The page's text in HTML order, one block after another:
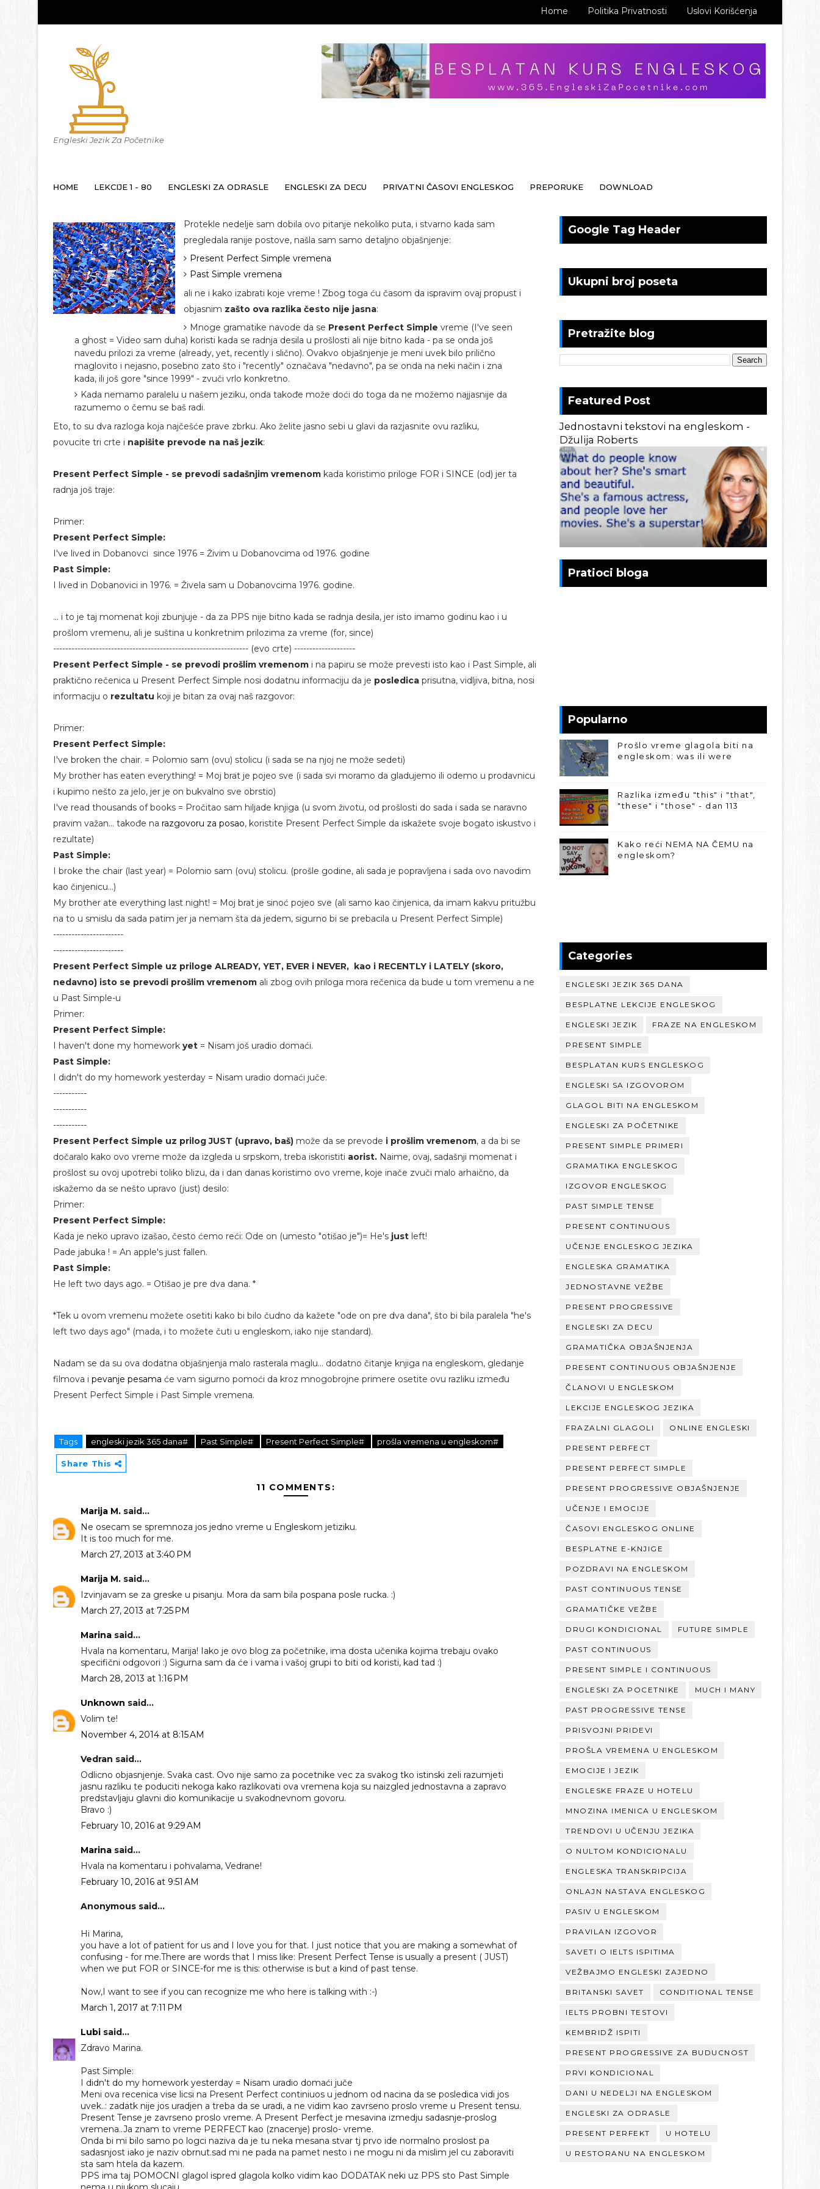
Home Politika Privatnosti Uslovi Korišćenja
Engleski Jezik Za Početnike
HOME LEKCIJE 1 - 80 ENGLESKI ZA ODRASLE ENGLESKI ZA DECU PRIVATNI ČASOVI ENGLESKOG PREPORUKE DOWNLOAD
Protekle nedelje sam dobila ovo pitanje nekoliko puta, i stvarno kada sam
pregledala ranije postove, našla sam samo detaljno objašnjenje:
Present Perfect Simple vremena
Past Simple vremena
ali ne i kako izabrati koje vreme ! Zbog toga ću časom da ispravim ovaj propust i
objasnim zašto ova razlika često nije jasna:
Mnoge gramatike navode da se Present Perfect Simple vreme (I've seen
a ghost = Video sam duha) koristi kada se radnja desila u prošlosti ali nije bitno kada - pa se onda još
navedu prilozi za vreme (already, yet, recently i slično). Ovakvo objašnjenje je meni uvek bilo prilično
maglovito i nejasno, posebno zato što i "recently" označava "nedavno", pa se onda na neki način i zna
kada, ili još gore "since 1999" - zvuči vrlo konkretno.
Kada nemamo paralelu u našem jeziku, onda takođe može doći do toga da ne možemo najjasnije da
razumemo o čemu se baš radi.
Eto, to su dva razloga koja najčešće prave zbrku. Ako želite jasno sebi u glavi da razjasnite ovu razliku,
povucite tri crte i napišite prevode na naš jezik:
Present Perfect Simple - se prevodi sadašnjim vremenom kada koristimo priloge FOR i SINCE (od) jer ta
radnja još traje:
Primer:
Present Perfect Simple:
I've lived in Dobanovci since 1976 = Živim u Dobanovcima od 1976. godine
Past Simple:
I lived in Dobanovici in 1976. = Živela sam u Dobanovcima 1976. godine.
... i to je taj momenat koji zbunjuje - da za PPS nije bitno kada se radnja desila, jer isto imamo godinu kao i u
prošlom vremenu, ali je suština u konkretnim prilozima za vreme (for, since)
---------------------------------------------------------------- (evo crte) --------------------
Present Perfect Simple - se prevodi prošlim vremenom i na papiru se može prevesti isto kao i Past Simple, ali
praktično rečenica u Present Perfect Simple nosi dodatnu informaciju da je posledica prisutna, vidljiva, bitna, nosi
informaciju o rezultatu koji je bitan za ovaj naš razgovor:
Primer:
Present Perfect Simple:
I've broken the chair. = Polomio sam (ovu) stolicu (i sada se na njoj ne može sedeti)
My brother has eaten everything! = Moj brat je pojeo sve (i sada svi moramo da gladujemo ili odemo u prodavnicu
i kupimo nešto za jelo, jer je on bukvalno sve obrstio)
I've read thousands of books = Pročitao sam hiljade knjiga (u svom životu, od prošlosti do sada i sada se naravno
pravim važan... takođe na razgovoru za posao, koristite Present Perfect Simple da iskažete svoje bogato iskustvo i
rezultate)
Past Simple:
I broke the chair (last year) = Polomio sam (ovu) stolicu. (prošle godine, ali sada je popravljena i sada ovo navodim
kao činjenicu...)
My brother ate everything last night! = Moj brat je sinoć pojeo sve (ali samo kao činjenica, da imam kakvu pritužbu
na to u smislu da sada patim jer ja nemam šta da jedem, sigurno bi se prebacila u Present Perfect Simple)
-----------------------
-----------------------
Present Perfect Simple uz priloge ALREADY, YET, EVER i NEVER, kao i RECENTLY i LATELY (skoro,
nedavno) isto se prevodi prošlim vremenom ali zbog ovih priloga mora rečenica da bude u tom vremenu a ne
u Past Simple-u
Primer:
Present Perfect Simple:
I haven't done my homework yet = Nisam još uradio domaći.
Past Simple:
I didn't do my homework yesterday = Nisam uradio domaći juče.
-----------
-----------
-----------
Present Perfect Simple uz prilog JUST (upravo, baš) može da se prevode i prošlim vremenom, a da bi se
dočaralo kako ovo vreme može da izgleda u srpskom, treba iskoristiti aorist. Naime, ovaj, sadašnji momenat i
prošlost su ovoj upotrebi toliko blizu, da i dan danas koristimo ovo vreme, koje inače zvuči malo arhaično, da
iskažemo da se nešto upravo (just) desilo:
Primer:
Present Perfect Simple:
Kada je neko upravo izašao, često ćemo reći: Ode on (umesto "otišao je")= He's just left!
Pade jabuka ! = An apple's just fallen.
Past Simple:
He left two days ago. = Otišao je pre dva dana. *
*Tek u ovom vremenu možete osetiti kako bi bilo čudno da kažete "ode on pre dva dana", što bi bila paralela "he's
left two days ago" (mada, i to možete čuti u engleskom, iako nije standard).
Nadam se da su ova dodatna objašnjenja malo rasterala maglu... dodatno čitanje knjiga na engleskom, gledanje
filmova i pevanje pesama će vam sigurno pomoći da kroz mnogobrojne primere osetite ovu razliku između
Present Perfect Simple i Past Simple vremena.
Tags engleski jezik 365 dana# Past Simple# Present Perfect Simple# prošla vremena u engleskom#
Share This
11 COMMENTS:
Marija M. said...
Ne osecam se spremnoza jos jedno vreme u Engleskom jetiziku.
It is too much for me.
March 27, 2013 at 3:40 PM
Marija M. said...
Izvinjavam se za greske u pisanju. Mora da sam bila pospana posle rucka. :)
March 27, 2013 at 7:25 PM
Marina said...
Hvala na komentaru, Marija! Iako je ovo blog za početnike, ima dosta učenika kojima trebaju ovako
specifični odgovori :) Sigurna sam da će i vama i vašoj grupi to biti od koristi, kad tad :)
March 28, 2013 at 1:16 PM
Unknown said...
Volim te!
November 4, 2014 at 8:15 AM
Vedran said...
Odlicno objasnjenje. Svaka cast. Ovo nije samo za pocetnike vec za svakog tko istinski zeli razumjeti
jasnu razliku te poduciti nekoga kako razlikovati ova vremena koja su naizgled jednostavna a zapravo
predstavljaju glavni dio komunikacije u svakodnevnom govoru.
Bravo :)
February 10, 2016 at 9:29 AM
Marina said...
Hvala na komentaru i pohvalama, Vedrane!
February 10, 2016 at 9:51 AM
Anonymous said...
Hi Marina,
you have a lot of patient for us and I love you for that. I just notice that you are making a somewhat of
confusing - for me.There are words that I miss like: Present Perfect Tense is usually a present ( JUST)
when we put FOR or SINCE-for me is this: otherwise is but a kind of past tense.
Now,I want to see if you can recognize me who here is talking with :-)
March 1, 2017 at 7:11 PM
Lubi said...
Zdravo Marina.
Past Simple:
I didn't do my homework yesterday = Nisam uradio domaći juče
Meni ova recenica vise licsi na Present Perfect continiuos u jednom od nacina da se posledica vidi jos
uvek..: zadatk nije jos uradjen a treba da se uradi, a ne vidim kao zavrseno proslo vreme u Present tensu.
Present Tense je zavrseno proslo vreme. A Present Perfect je mesavina izmedju sadasnje-proslog
vremena..Ja znam to vreme PERFECT kao (znacenje) proslo- vreme.
Onda bi mi bilo samo po logci naziva da je tu neka mesana stvar tj prvo ide normalno proslost pa
sadasnjost iako je naziv obrnut.sad mi ne pada na pamet nesto i ne mogu ni da mislim jel cu zaboraviti
sta sam htela da kazem.
PPS ima taj POMOCNI glagol ispred glagola kolko vidim kao DODATAK neki uz PPS sto Past Simple
Google Tag Header
Ukupni broj poseta
Pretražite blog
Featured Post
Jednostavni tekstovi na engleskom -
Džulija Roberts
Pratioci bloga
Popularno
Prošlo vreme glagola biti na
engleskom: was ili were
Razlika između "this" i "that",
"these" i "those" - dan 113
Kako reći NEMA NA ČEMU na
engleskom?
Categories
ENGLESKI JEZIK 365 DANA
BESPLATNE LEKCIJE ENGLESKOG
ENGLESKI JEZIK FRAZE NA ENGLESKOM
PRESENT SIMPLE
BESPLATAN KURS ENGLESKOG
ENGLESKI SA IZGOVOROM
GLAGOL BITI NA ENGLESKOM
ENGLESKI ZA POČETNIKE
PRESENT SIMPLE PRIMERI
GRAMATIKA ENGLESKOG
IZGOVOR ENGLESKOG
PAST SIMPLE TENSE
PRESENT CONTINUOUS
UČENJE ENGLESKOG JEZIKA
ENGLESKA GRAMATIKA
JEDNOSTAVNE VEŽBE
PRESENT PROGRESSIVE
ENGLESKI ZA DECU
GRAMATIČKA OBJAŠNJENJA
PRESENT CONTINUOUS OBJAŠNJENJE
ČLANOVI U ENGLESKOM
LEKCIJE ENGLESKOG JEZIKA
FRAZALNI GLAGOLI ONLINE ENGLESKI
PRESENT PERFECT
PRESENT PERFECT SIMPLE
PRESENT PROGRESSIVE OBJAŠNJENJE
UČENJE I EMOCIJE
ČASOVI ENGLESKOG ONLINE
BESPLATNE E-KNJIGE
POZDRAVI NA ENGLESKOM
PAST CONTINUOUS TENSE
GRAMATIČKE VEŽBE
DRUGI KONDICIONAL FUTURE SIMPLE
PAST CONTINUOUS
PRESENT SIMPLE I CONTINUOUS
ENGLESKI ZA POCETNIKE MUCH I MANY
PAST PROGRESSIVE TENSE
PRISVOJNI PRIDEVI
PROŠLA VREMENA U ENGLESKOM
EMOCIJE I JEZIK
ENGLESKE FRAZE U HOTELU
MNOZINA IMENICA U ENGLESKOM
TRENDOVI U UČENJU JEZIKA
O NULTOM KONDICIONALU
ENGLESKA TRANSKRIPCIJA
ONLAJN NASTAVA ENGLESKOG
PASIV U ENGLESKOM
PRAVILAN IZGOVOR
SAVETI O IELTS ISPITIMA
VEŽBAJMO ENGLESKI ZAJEDNO
BRITANSKI SAVET CONDITIONAL TENSE
IELTS PROBNI TESTOVI
KEMBRIDŽ ISPITI
PRESENT PROGRESSIVE ZA BUDUCNOST
PRVI KONDICIONAL
DANI U NEDELJI NA ENGLESKOM
ENGLESKI ZA ODRASLE
PRESENT PERFEKT U HOTELU
U RESTORANU NA ENGLESKOM